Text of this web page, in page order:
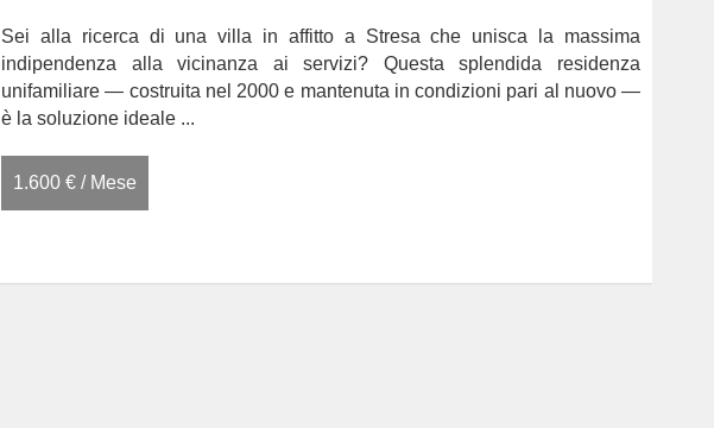
Sei alla ricerca di una villa in affitto a Stresa che unisca la massima
indipendenza alla vicinanza ai servizi? Questa splendida residenza
unifamiliare — costruita nel 2000 e mantenuta in condizioni pari al nuovo —
è la soluzione ideale ...
1.600 € / Mese